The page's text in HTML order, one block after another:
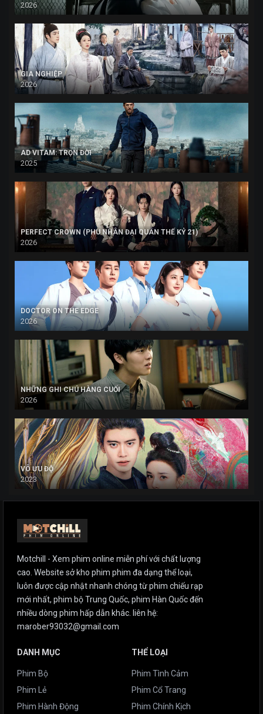
2026
GIA NGHIỆP
2026
AD VITAM: TRỌN ĐỜI
2025
PERFECT CROWN (PHU NHÂN ĐẠI QUÂN THẾ KỶ 21)
2026
DOCTOR ON THE EDGE
2026
NHỮNG GHI CHÚ HÀNG CUỐI
2026
VÔ ƯU ĐỘ
2023
Motchill - Xem phim online miễn phí với chất lượng
cao. Website sở kho phim phim đa dạng thể loại,
luôn được cập nhật nhanh chóng từ phim chiếu rạp
mới nhất, phim bộ Trung Quốc, phim Hàn Quốc đến
nhiều dòng phim hấp dẫn khác. liên hệ:
marober93032@gmail.com
DANH MỤC
Phim Bộ
Phim Lẻ
Phim Hành Động
THỂ LOẠI
Phim Tình Cảm
Phim Cổ Trang
Phim Chính Kịch